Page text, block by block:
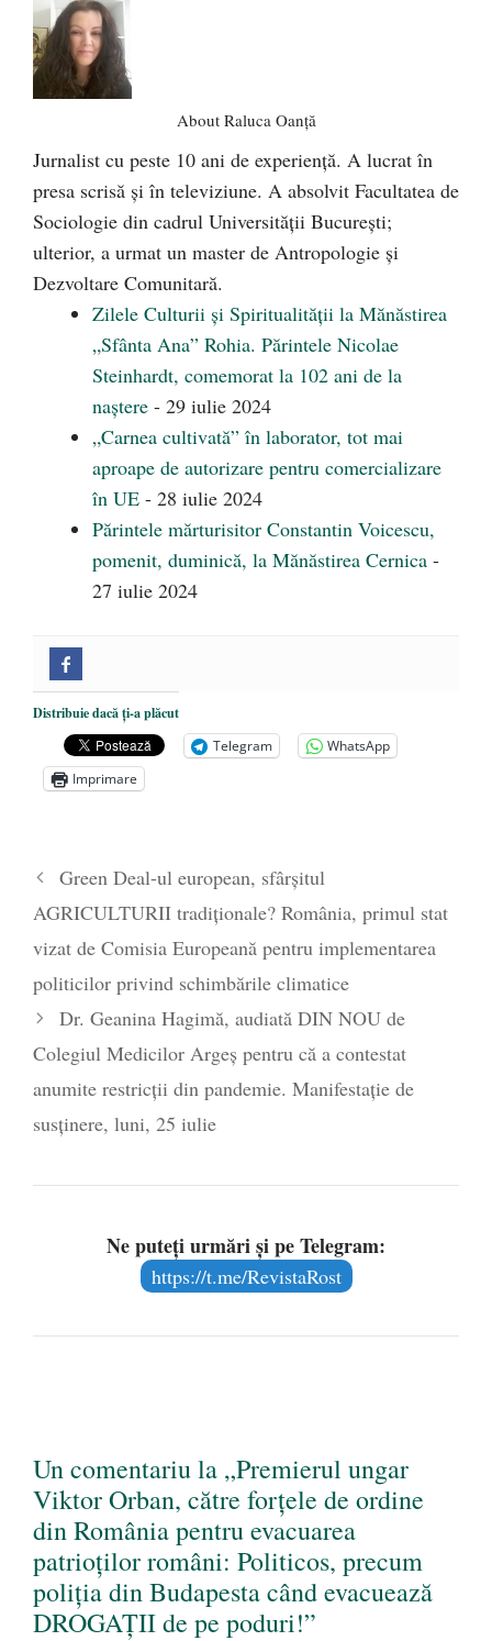
About Raluca Oanță
Jurnalist cu peste 10 ani de experiență. A lucrat în
presa scrisă și în televiziune. A absolvit Facultatea de
Sociologie din cadrul Universității București;
ulterior, a urmat un master de Antropologie și
Dezvoltare Comunitară.
Zilele Culturii și Spiritualității la Mănăstirea
„Sfânta Ana” Rohia. Părintele Nicolae
Steinhardt, comemorat la 102 ani de la
naștere - 29 iulie 2024
„Carnea cultivată” în laborator, tot mai
aproape de autorizare pentru comercializare
în UE - 28 iulie 2024
Părintele mărturisitor Constantin Voicescu,
pomenit, duminică, la Mănăstirea Cernica -
27 iulie 2024
Distribuie dacă ți-a plăcut
Telegram
WhatsApp
Imprimare
Green Deal-ul european, sfârșitul
AGRICULTURII tradiționale? România, primul stat
vizat de Comisia Europeană pentru implementarea
politicilor privind schimbările climatice
Dr. Geanina Hagimă, audiată DIN NOU de
Colegiul Medicilor Argeș pentru că a contestat
anumite restricții din pandemie. Manifestație de
susținere, luni, 25 iulie
Ne puteți urmări și pe Telegram:
https://t.me/RevistaRost
Un comentariu la „Premierul ungar
Viktor Orban, către forțele de ordine
din România pentru evacuarea
patrioților români: Politicos, precum
poliția din Budapesta când evacuează
DROGAȚII de pe poduri!”